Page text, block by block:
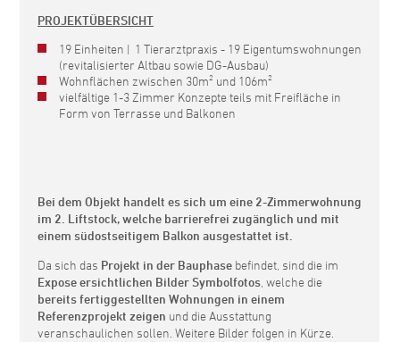
PROJEKTÜBERSICHT
19 Einheiten | 1 Tierarztpraxis - 19 Eigentumswohnungen
(revitalisierter Altbau sowie DG-Ausbau)
Wohnflächen zwischen 30m² und 106m²
vielfältige 1-3 Zimmer Konzepte teils mit Freifläche in
Form von Terrasse und Balkonen
Bei dem Objekt handelt es sich um eine 2-Zimmerwohnung
im 2. Liftstock, welche barrierefrei zugänglich und mit
einem südostseitigem Balkon ausgestattet ist.
Da sich das Projekt in der Bauphase befindet, sind die im
Expose ersichtlichen Bilder Symbolfotos , welche die
bereits fertiggestellten Wohnungen in einem
Referenzprojekt zeigen und die Ausstattung
veranschaulichen sollen. Weitere Bilder folgen in Kürze.